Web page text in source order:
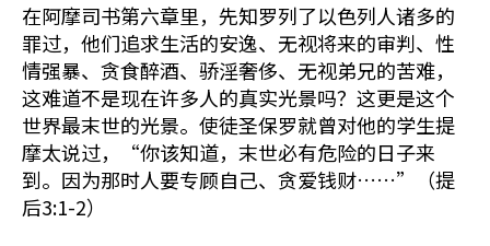
在阿摩司书第六章里，先知罗列了以色列人诸多的
罪过，他们追求生活的安逸、无视将来的审判、性
情强暴、贪食醉酒、骄淫奢侈、无视弟兄的苦难，
这难道不是现在许多人的真实光景吗？这更是这个
世界最末世的光景。使徒圣保罗就曾对他的学生提
摩太说过，“你该知道，末世必有危险的日子来
到。因为那时人要专顾自己、贪爱钱财……”（提
后3:1-2）